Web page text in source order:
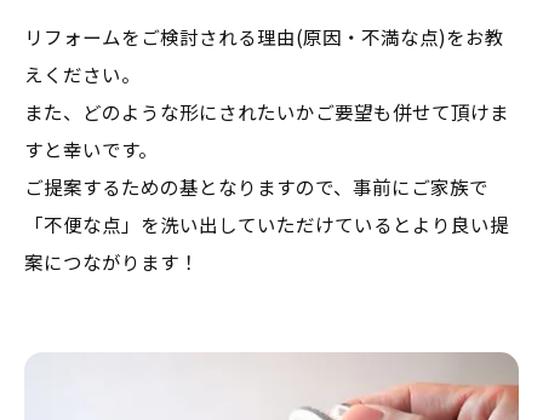
リフォームをご検討される理由(原因・不満な点)をお教
えください。
また、どのような形にされたいかご要望も併せて頂けま
すと幸いです。
​ご提案するための基となりますので、事前にご家族で
「不便な点」を洗い出していただけているとより良い提
案につながります！